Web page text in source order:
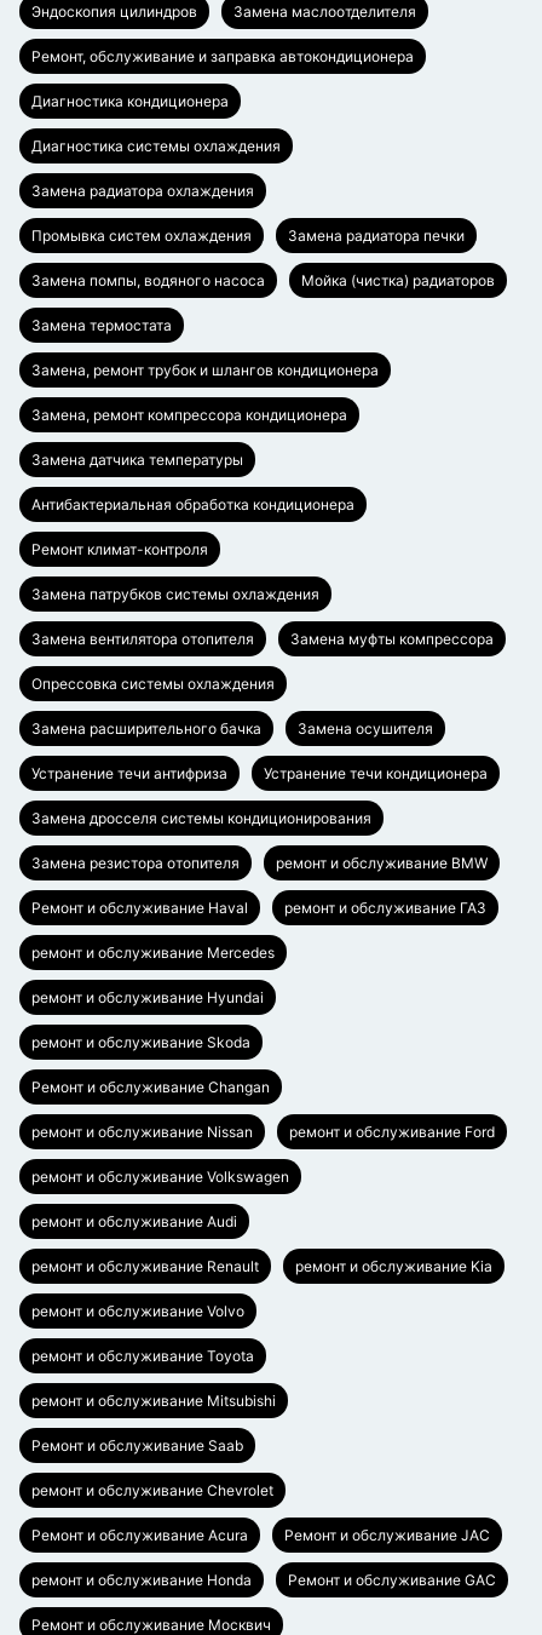
Эндоскопия цилиндров Замена маслоотделителя
Ремонт, обслуживание и заправка автокондиционера
Диагностика кондиционера
Диагностика системы охлаждения
Замена радиатора охлаждения
Промывка систем охлаждения Замена радиатора печки
Замена помпы, водяного насоса Мойка (чистка) радиаторов
Замена термостата
Замена, ремонт трубок и шлангов кондиционера
Замена, ремонт компрессора кондиционера
Замена датчика температуры
Антибактериальная обработка кондиционера
Ремонт климат-контроля
Замена патрубков системы охлаждения
Замена вентилятора отопителя Замена муфты компрессора
Опрессовка системы охлаждения
Замена расширительного бачка Замена осушителя
Устранение течи антифриза Устранение течи кондиционера
Замена дросселя системы кондиционирования
Замена резистора отопителя ремонт и обслуживание BMW
Ремонт и обслуживание Haval ремонт и обслуживание ГАЗ
ремонт и обслуживание Mercedes
ремонт и обслуживание Hyundai
ремонт и обслуживание Skoda
Ремонт и обслуживание Changan
ремонт и обслуживание Nissan ремонт и обслуживание Ford
ремонт и обслуживание Volkswagen
ремонт и обслуживание Audi
ремонт и обслуживание Renault ремонт и обслуживание Kia
ремонт и обслуживание Volvo
ремонт и обслуживание Toyota
ремонт и обслуживание Mitsubishi
Ремонт и обслуживание Saab
ремонт и обслуживание Chevrolet
Ремонт и обслуживание Acura Ремонт и обслуживание JAC
ремонт и обслуживание Honda Ремонт и обслуживание GAC
Ремонт и обслуживание Москвич